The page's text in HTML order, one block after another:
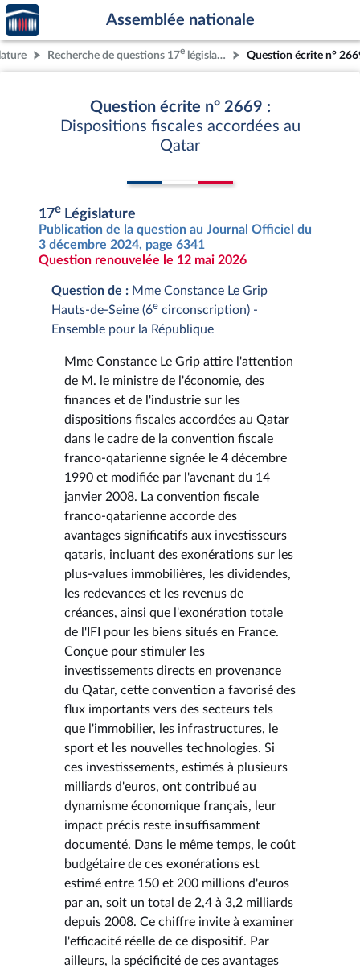
Aller au contenu
Aller en bas de la page
Accèder
à la
page
d'accueil
Assemblée nationale
Recherche de questions 17e législature Question écrite n°
Question écrite n° 2669 :
Dispositions fiscales accordées au
Qatar
17e Législature
Publication de la question au Journal Officiel du
3 décembre 2024, page 6341
Question renouvelée le 12 mai 2026
Question de : Mme Constance Le Grip
Hauts-de-Seine (6e circonscription) -
Ensemble pour la République
Mme Constance Le Grip attire l'attention
de M. le ministre de l'économie, des
finances et de l'industrie sur les
dispositions fiscales accordées au Qatar
dans le cadre de la convention fiscale
franco-qatarienne signée le 4 décembre
1990 et modifiée par l'avenant du 14
janvier 2008. La convention fiscale
franco-qatarienne accorde des
avantages significatifs aux investisseurs
qataris, incluant des exonérations sur les
plus-values immobilières, les dividendes,
les redevances et les revenus de
créances, ainsi que l'exonération totale
de l'IFI pour les biens situés en France.
Conçue pour stimuler les
investissements directs en provenance
du Qatar, cette convention a favorisé des
flux importants vers des secteurs tels
que l'immobilier, les infrastructures, le
sport et les nouvelles technologies. Si
ces investissements, estimés à plusieurs
milliards d'euros, ont contribué au
dynamisme économique français, leur
impact précis reste insuffisamment
documenté. Dans le même temps, le coût
budgétaire de ces exonérations est
estimé entre 150 et 200 millions d'euros
par an, soit un total de 2,4 à 3,2 milliards
depuis 2008. Ce chiffre invite à examiner
l'efficacité réelle de ce dispositif. Par
ailleurs, la spécificité de ces avantages